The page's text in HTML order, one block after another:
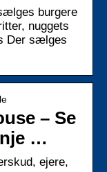
burgere
nuggets
Der sælges
– Se
…
ejere,